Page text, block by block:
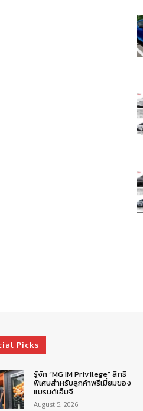
Picks
รู้จัก “MG IM Privilege” สิทธิ
พิเศษสำหรับลูกค้าพรีเมี่ยมของ
แบรนด์เอ็มจี
August 5, 2026